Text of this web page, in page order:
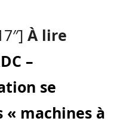
À lire
–
se
machines à